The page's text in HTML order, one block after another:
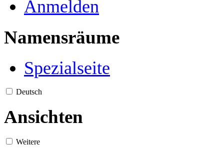
Anmelden
Namensräume
Spezialseite
Deutsch
Ansichten
Weitere